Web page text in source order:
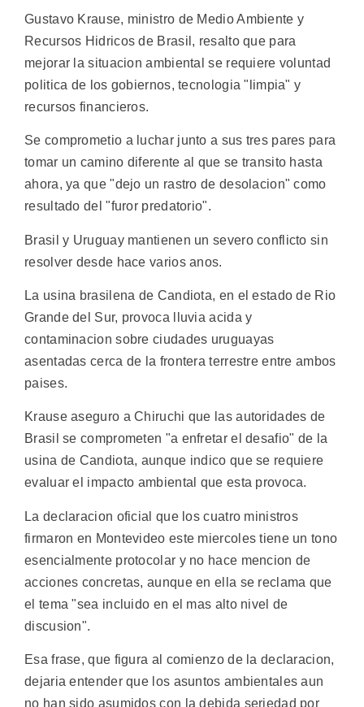
Gustavo Krause, ministro de Medio Ambiente y
Recursos Hidricos de Brasil, resalto que para
mejorar la situacion ambiental se requiere voluntad
politica de los gobiernos, tecnologia "limpia" y
recursos financieros.
Se comprometio a luchar junto a sus tres pares para
tomar un camino diferente al que se transito hasta
ahora, ya que "dejo un rastro de desolacion" como
resultado del "furor predatorio".
Brasil y Uruguay mantienen un severo conflicto sin
resolver desde hace varios anos.
La usina brasilena de Candiota, en el estado de Rio
Grande del Sur, provoca lluvia acida y
contaminacion sobre ciudades uruguayas
asentadas cerca de la frontera terrestre entre ambos
paises.
Krause aseguro a Chiruchi que las autoridades de
Brasil se comprometen "a enfretar el desafio" de la
usina de Candiota, aunque indico que se requiere
evaluar el impacto ambiental que esta provoca.
La declaracion oficial que los cuatro ministros
firmaron en Montevideo este miercoles tiene un tono
esencialmente protocolar y no hace mencion de
acciones concretas, aunque en ella se reclama que
el tema "sea incluido en el mas alto nivel de
discusion".
Esa frase, que figura al comienzo de la declaracion,
dejaria entender que los asuntos ambientales aun
no han sido asumidos con la debida seriedad por